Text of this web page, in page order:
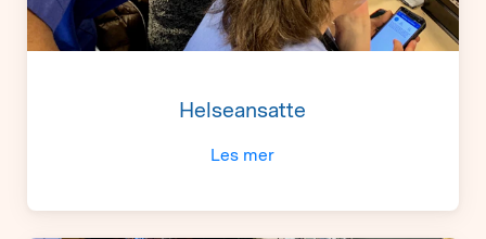
Helseansatte
Les mer